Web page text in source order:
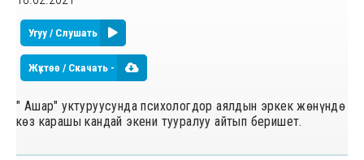
Угуу / Слушать
Жүктөө / Скачать -
" Ашар" уктуруусунда психологдор аялдын эркек жөнүндө
көз карашы кандай экени тууралуу айтып беришет.